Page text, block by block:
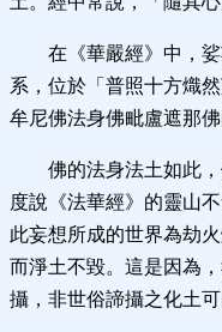
在《華嚴經》中，
系，位於「普照十方熾
牟尼佛法身佛毗盧遮那佛
佛的法身法土如此
度說《法華經》的靈山
此妄想所成的世界為劫
而淨土不毀。這是因為
攝，非世俗諦攝之化土